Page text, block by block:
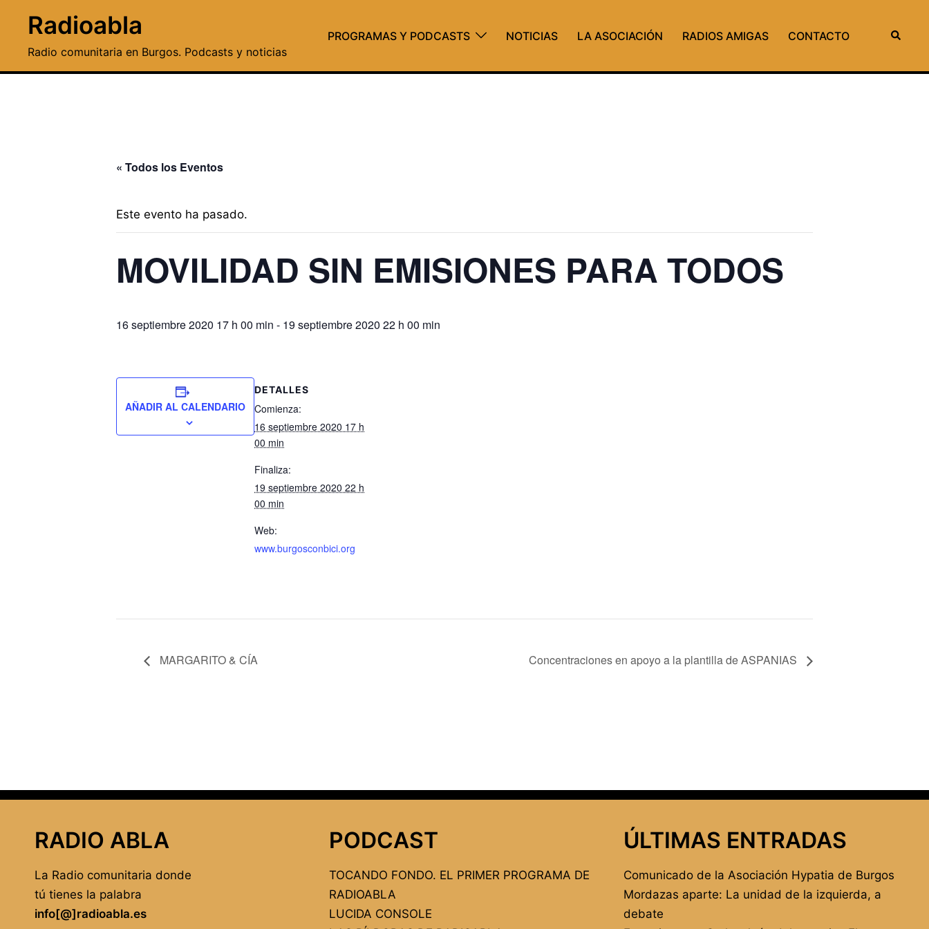
contenido
Radioabla
Radio comunitaria en Burgos. Podcasts y noticias
PROGRAMAS Y PODCASTS NOTICIAS LA ASOCIACIÓN RADIOS AMIGAS CONTACTO Buscar
« Todos los Eventos
Este evento ha pasado.
MOVILIDAD SIN EMISIONES PARA TODOS
16 septiembre 2020 17 h 00 min - 19 septiembre 2020 22 h 00 min
AÑADIR AL CALENDARIO
DETALLES
Comienza:
16 septiembre 2020 17 h
00 min
Finaliza:
19 septiembre 2020 22 h
00 min
Web:
www.burgosconbici.org
MARGARITO & CÍA Concentraciones en apoyo a la plantilla de ASPANIAS
RADIO ABLA
La Radio comunitaria donde
tú tienes la palabra
info[@]radioabla.es
PODCAST
TOCANDO FONDO. EL PRIMER PROGRAMA DE
RADIOABLA
LUCIDA CONSOLE
ÚLTIMAS ENTRADAS
Comunicado de la Asociación Hypatia de Burgos
Mordazas aparte: La unidad de la izquierda, a
debate